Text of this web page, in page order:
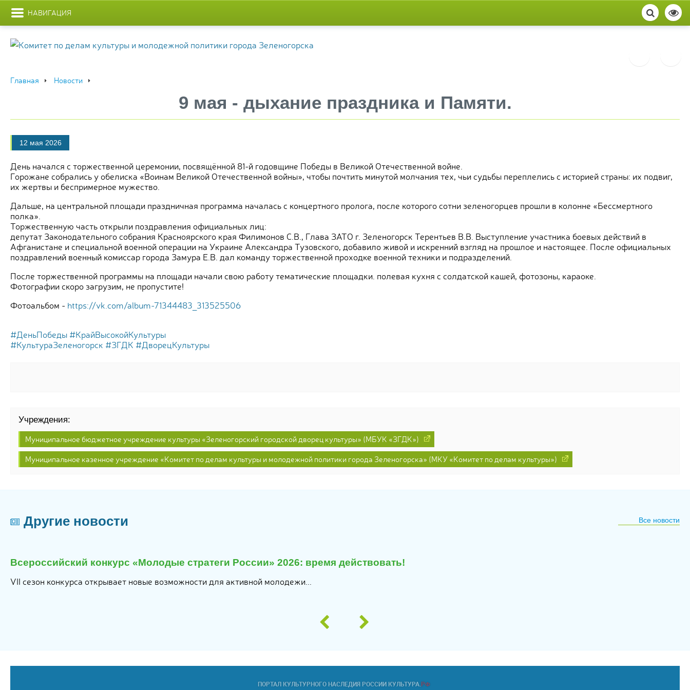
НАВИГАЦИЯ
Главная Новости
9 мая - дыхание праздника и Памяти.
12 мая 2026
День начался с торжественной церемонии, посвящённой 81-й годовщине Победы в Великой Отечественной войне.
Горожане собрались у обелиска «Воинам Великой Отечественной войны», чтобы почтить минутой молчания тех, чьи судьбы переплелись с историей страны: их подвиг,
их жертвы и беспримерное мужество.
Дальше, на центральной площади праздничная программа началась с концертного пролога, после которого сотни зеленогорцев прошли в колонне «Бессмертного
полка».
Торжественную часть открыли поздравления официальных лиц:
депутат Законодательного собрания Красноярского края Филимонов С.В., Глава ЗАТО г. Зеленогорск Терентьев В.В. Выступление участника боевых действий в
Афганистане и специальной военной операции на Украине Александра Тузовского, добавило живой и искренний взгляд на прошлое и настоящее. После официальных
поздравлений военный комиссар города Замура E.В. дал команду торжественной проходке военной техники и подразделений.
После торжественной программы на площади начали свою работу тематические площадки. полевая кухня с солдатской кашей, фотозоны, караоке.
Фотографии скоро загрузим, не пропустите!
Фотоальбом - https://vk.com/album-71344483_313525506
#ДеньПобеды #КрайВысокойКультуры
#КультураЗеленогорск #ЗГДК #ДворецКультуры
Учреждения:
Муниципальное бюджетное учреждение культуры «Зеленогорский городской дворец культуры» (МБУК «ЗГДК»)
Муниципальное казенное учреждение «Комитет по делам культуры и молодежной политики города Зеленогорска» (МКУ «Комитет по делам культуры»)
Другие новости Все новости
Всероссийский конкурс «Молодые стратеги России» 2026: время действовать!
VII сезон конкурса открывает новые возможности для активной молодежи...